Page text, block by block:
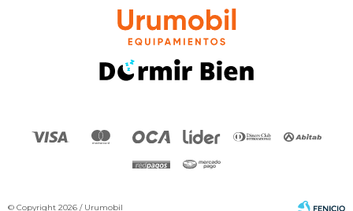
© Copyright 2026 / Urumobil